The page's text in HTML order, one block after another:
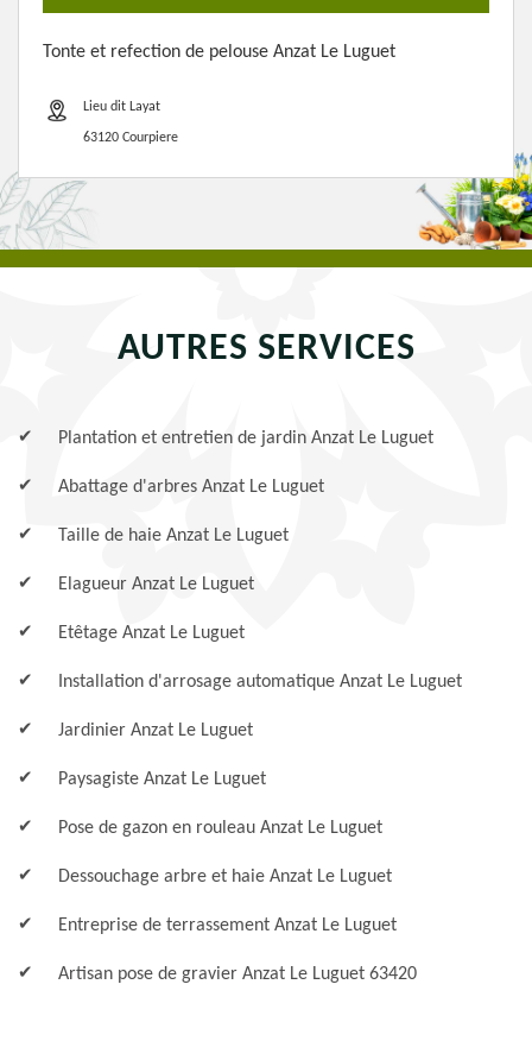
Tonte et refection de pelouse Anzat Le Luguet
Lieu dit Layat
63120 Courpiere
AUTRES SERVICES
Plantation et entretien de jardin Anzat Le Luguet
Abattage d'arbres Anzat Le Luguet
Taille de haie Anzat Le Luguet
Elagueur Anzat Le Luguet
Etêtage Anzat Le Luguet
Installation d'arrosage automatique Anzat Le Luguet
Jardinier Anzat Le Luguet
Paysagiste Anzat Le Luguet
Pose de gazon en rouleau Anzat Le Luguet
Dessouchage arbre et haie Anzat Le Luguet
Entreprise de terrassement Anzat Le Luguet
Artisan pose de gravier Anzat Le Luguet 63420